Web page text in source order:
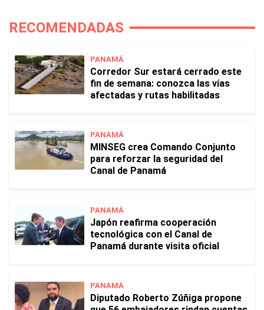
RECOMENDADAS
PANAMÁ
Corredor Sur estará cerrado este
fin de semana: conozca las vías
afectadas y rutas habilitadas
PANAMÁ
MINSEG crea Comando Conjunto
para reforzar la seguridad del
Canal de Panamá
PANAMÁ
Japón reafirma cooperación
tecnológica con el Canal de
Panamá durante visita oficial
PANAMÁ
Diputado Roberto Zúñiga propone